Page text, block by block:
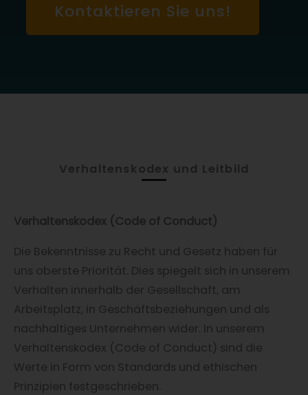
Kontaktieren Sie uns!
Verhaltenskodex und Leitbild
Verhaltenskodex (Code of Conduct)
Die Bekenntnisse zu Recht und Gesetz haben für
uns oberste Priorität. Dies spiegelt sich in unserem
Verhalten innerhalb der Gesellschaft, am
Arbeitsplatz, in Geschäftsbeziehungen und als
nachhaltiges Unternehmen wider. In unserem
Verhaltenskodex (Code of Conduct) sind die
Werte in Form von Standards und ethischen
Prinzipien festgeschrieben.